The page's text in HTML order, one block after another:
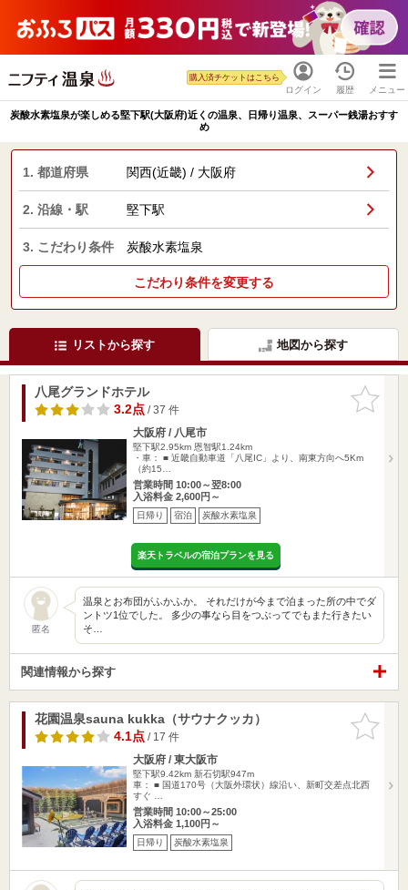
ログイン
購入済チケットはこちら
履歴 メニュー
炭酸水素塩泉が楽しめる堅下駅(大阪府)近くの温泉、日帰り温泉、スーパー銭湯おすす
め
1. 都道府県 関西(近畿) / 大阪府
2. 沿線・駅 堅下駅
3. こだわり条件 炭酸水素塩泉
こだわり条件を変更する
リストから探す 地図から探す
お気に入
りに追加
八尾グランドホテル
3.2点/ 37 件
大阪府 / 八尾市
堅下駅2.95km 恩智駅1.24km
・車： ■ 近畿自動車道「八尾IC」より、南東方向へ5Km
（約15…
営業時間 10:00～翌8:00
入浴料金 2,600円～
日帰り 宿泊 炭酸水素塩泉
楽天トラベルの宿泊プランを見る
匿名
温泉とお布団がふかふか。 それだけが今まで泊まった所の中でダ
ントツ1位でした。 多少の事なら目をつぶってでもまた行きたい
そ…
関連情報から探す
お気に入
りに追加
花園温泉sauna kukka（サウナクッカ）
4.1点/ 17 件
大阪府 / 東大阪市
堅下駅9.42km 新石切駅947m
車： ■ 国道170号（大阪外環状）線沿い、新町交差点北西
すぐ …
営業時間 10:00～25:00
入浴料金 1,100円～
日帰り 炭酸水素塩泉